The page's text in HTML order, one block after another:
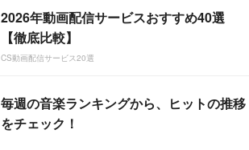
2026年動画配信サービスおすすめ40選
【徹底比較】
CS動画配信サービス20選
毎週の音楽ランキングから、ヒットの推移
をチェック！